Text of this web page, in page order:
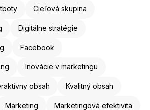
Cieľová skupina
Digitálne stratégie
Facebook
Inovácie v marketingu
obsah Kvalitný obsah
Marketing Marketingová efektivita